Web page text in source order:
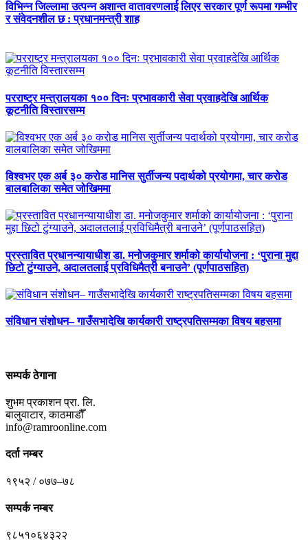
विभिन्न जिल्लामा उत्पन्न अशान्त वातावरणलाई लिएर सरकार पूर्ण रूपमा गम्भीर
र संवेदनशील छ : प्रधानमन्त्री शाह
परराष्ट्र मन्त्रालयका १०० दिनः प्रभावकारी सेवा प्रवाहदेखि आर्थिक
कूटनीति विस्तारसम्म
विश्वभर एक अर्ब ३० करोड मानिस सुर्तीजन्य पदार्थको प्रयोगमा, चार करोड
बालबालिका समेत जोखिममा
प्रस्तावित प्रधानन्यायाधीश डा. मनोजकुमार शर्माको कार्यायोजना : ‘पुराना मुद्दा
छिटो टुंग्याउने, अदालतलाई प्रविधिमैत्री बनाउने’ (पूर्णपाठसहित)
संविधान संशोधन– गाउँसभादेखि कार्यकारी राष्ट्रपतिसम्मका विषय बहसमा
सम्पर्क ठेगाना
शुभम प्रकाशन प्रा. लि.
बालुवाटार, काठमाडौँ
info@ramroonline.com
दर्ता नम्बर
१९५२ / ०७७–७८
सम्पर्क नम्बर
९८५१०६४३२२